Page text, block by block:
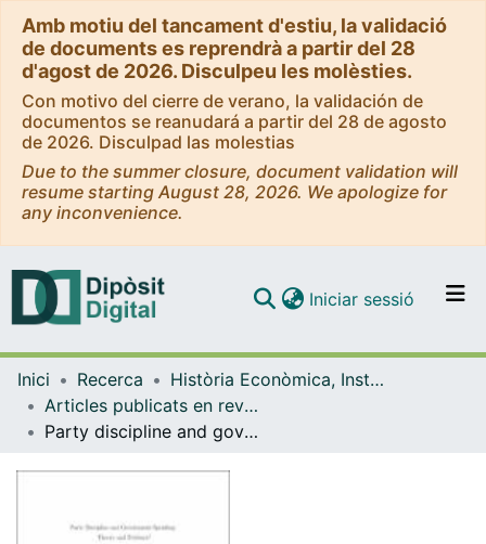
Amb motiu del tancament d'estiu, la validació
de documents es reprendrà a partir del 28
d'agost de 2026. Disculpeu les molèsties.
Con motivo del cierre de verano, la validación de
documentos se reanudará a partir del 28 de agosto
de 2026. Disculpad las molestias
Due to the summer closure, document validation will
resume starting August 28, 2026. We apologize for
any inconvenience.
Navega per tot el DD
Contacte
Iniciar sessió (current)
Inici Recerca
Història Econòmica, Institucions, Política i Economia Mundial
Articles publicats en revistes (Història Econòmica, Institucions, Política i Economia Mundial)
Party discipline and government spending: Theory and evidence